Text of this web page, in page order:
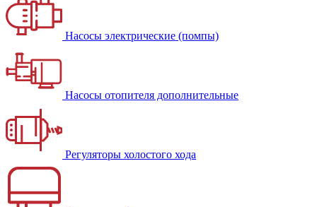
Насосы электрические (помпы)
Насосы отопителя дополнительные
Регуляторы холостого хода